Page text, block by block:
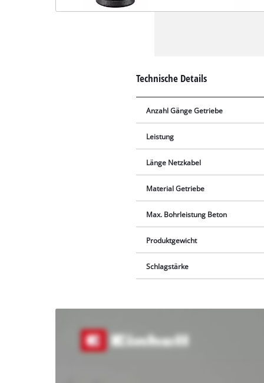
Technische Details
Anzahl Gänge Getriebe
Leistung
Länge Netzkabel
Material Getriebe
Max. Bohrleistung Beton
Produktgewicht
Schlagstärke
Wir
benötigen